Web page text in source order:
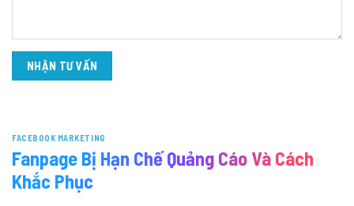
FACEBOOK MARKETING
Fanpage Bị Hạn Chế Quảng Cáo Và Cách
Khắc Phục